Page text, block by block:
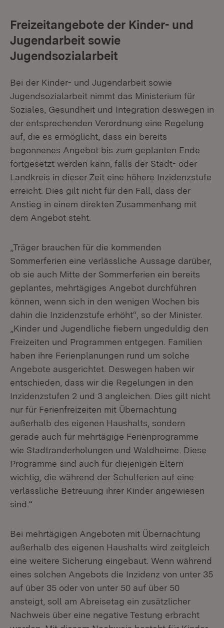
Freizeitangebote der Kinder- und
Jugendarbeit sowie
Jugendsozialarbeit
Bei der Kinder- und Jugendarbeit sowie
Jugendsozialarbeit nimmt das Ministerium für
Soziales, Gesundheit und Integration deswegen in
der entsprechenden Verordnung eine Regelung
auf, die es ermöglicht, dass ein bereits
begonnenes Angebot bis zum geplanten Ende
fortgesetzt werden kann, falls der Stadt- oder
Landkreis in dieser Zeit eine höhere Inzidenzstufe
erreicht. Dies gilt nicht für den Fall, dass der
Anstieg in einem direkten Zusammenhang mit
dem Angebot steht.
„Träger brauchen für die kommenden
Sommerferien eine verlässliche Aussage darüber,
ob sie auch Mitte der Sommerferien ein bereits
geplantes, mehrtägiges Angebot durchführen
können, wenn sich in den wenigen Wochen bis
dahin die Inzidenzstufe erhöht“, so der Minister.
„Kinder und Jugendliche fiebern ungeduldig den
Freizeiten und Programmen entgegen. Familien
haben ihre Ferienplanungen rund um solche
Angebote ausgerichtet. Deswegen haben wir
entschieden, dass wir die Regelungen in den
Inzidenzstufen 2 und 3 angleichen. Dies gilt nicht
nur für Ferienfreizeiten mit Übernachtung
außerhalb des eigenen Haushalts, sondern
gerade auch für mehrtägige Ferienprogramme
wie Stadtranderholungen und Waldheime. Diese
Programme sind auch für diejenigen Eltern
wichtig, die während der Schulferien auf eine
verlässliche Betreuung ihrer Kinder angewiesen
sind.“
Bei mehrtägigen Angeboten mit Übernachtung
außerhalb des eigenen Haushalts wird zeitgleich
eine weitere Sicherung eingebaut. Wenn während
eines solchen Angebots die Inzidenz von unter 35
auf über 35 oder von unter 50 auf über 50
ansteigt, soll am Abreisetag ein zusätzlicher
Nachweis über eine negative Testung erbracht